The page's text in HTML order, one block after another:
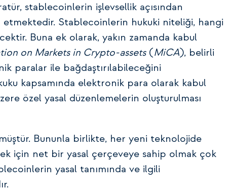
stablecoinlerin işlevsellik açısından
etmektedir. Stablecoinlerin hukuki niteliği, hangi
Buna ek olarak, yakın zamanda kabul
on Markets in Crypto-assets(MiCA), belirli
paralar ile bağdaştırılabileceğini
kapsamında elektronik para olarak kabul
özel yasal düzenlemelerin oluşturulması
Bununla birlikte, her yeni teknolojide
için net bir yasal çerçeveye sahip olmak çok
yasal tanımında ve ilgili